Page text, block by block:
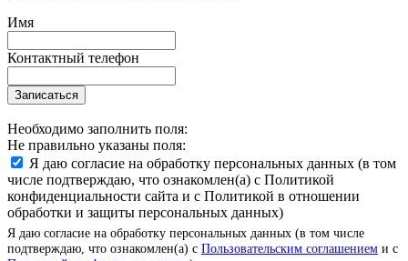
Имя
Контактный телефон
Записаться
Необходимо заполнить поля:
Не правильно указаны поля:
Я даю согласие на обработку персональных данных (в том
числе подтверждаю, что ознакомлен(а) с Политикой
конфиденциальности сайта и с Политикой в отношении
обработки и защиты персональных данных)
Я даю согласие на обработку персональных данных (в том числе
подтверждаю, что ознакомлен(а) с Пользовательским соглашением и с